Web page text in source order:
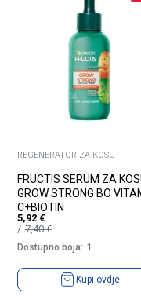
REGENERATOR ZA KOSU
FRUCTIS SERUM ZA
GROW STRONG BO
C+BIOTIN
5,92 €
7,40€
Dostupno boja: 1
Kupi ovdje